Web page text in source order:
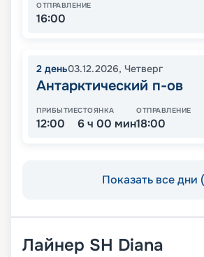
ОТПРАВЛЕНИЕ
16:00
2 день03.12.2026, Четверг
Антарктический п-ов
ПРИБЫТИЕ
12:00
СТОЯНКА
6 ч 00 мин
ОТПРАВЛЕНИЕ
18:00
Показать все дни
Лайнер SH Diana